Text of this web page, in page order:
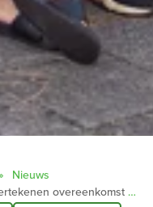
Nieuws
huurwoningen op Parc Westerhoeve Heiloo